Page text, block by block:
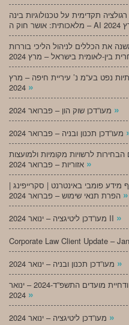
תקדימית על טכנולוגיות בינה
את הכללים לניהול הליכי בוררות
נפט בע”מ נ’ עיריית חיפה – מרץ
»
»
הבחירות לרשויות מקומיות ולמועצות
»
מידע פומבי באינטרנט | סקרייפינג |
»
מעו”דכן ליטיגציה – ינואר 2024 II »
Corporate Law Client Update –
»
מעו”דכן רגולציה – צו הארכת תקופות ודחיית מועדים התשפ”ד-2024 – ינואר
»
»